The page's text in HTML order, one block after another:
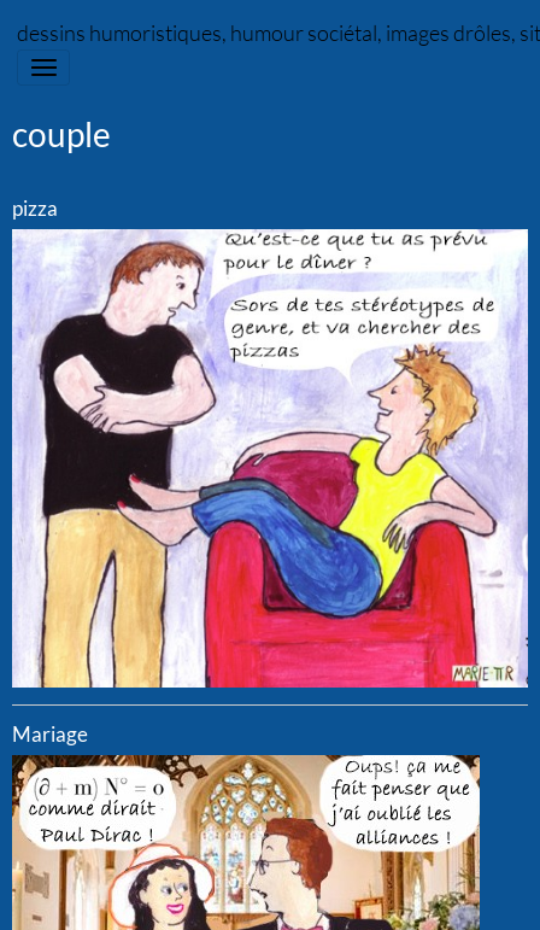
dessins humoristiques, humour sociétal, images drôles,
couple
pizza
Mariage